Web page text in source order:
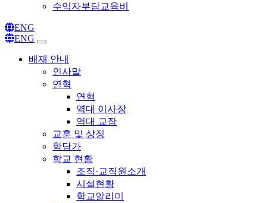
수익자부담교육비
ENG
ENG
배재 안내
인사말
연혁
연혁
역대 이사장
역대 교장
교훈 및 상징
학당가
학교 현황
조직·교직원소개
시설현황
학교알리미